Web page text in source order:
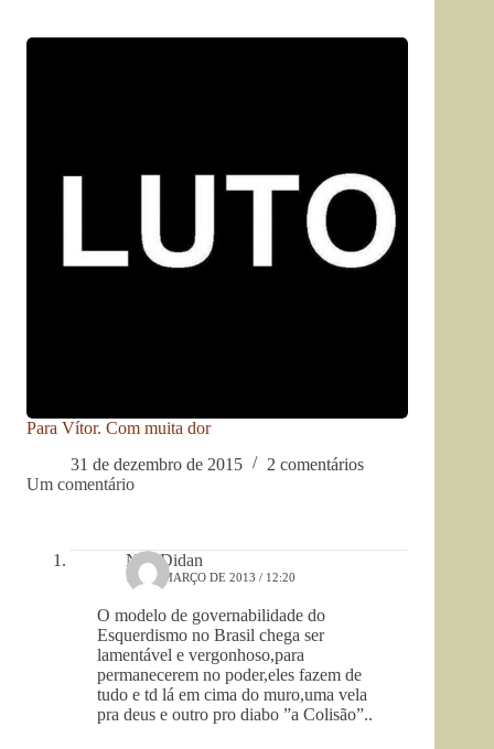
Para Vítor. Com muita dor
31 de dezembro de 2015
2 comentários
Um comentário
Ney Didan
18 DE MARÇO DE 2013 / 12:20
O modelo de governabilidade do
Esquerdismo no Brasil chega ser
lamentável e vergonhoso,para
permanecerem no poder,eles fazem de
tudo e td lá em cima do muro,uma vela
pra deus e outro pro diabo ”a Colisão”..